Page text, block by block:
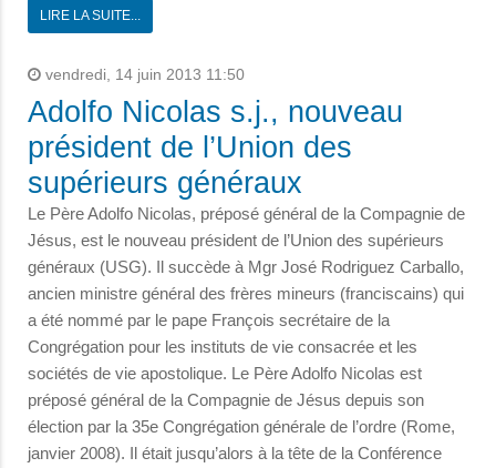
LIRE LA SUITE...
vendredi, 14 juin 2013 11:50
Adolfo Nicolas s.j., nouveau
président de l’Union des
supérieurs généraux
Le Père Adolfo Nicolas, préposé général de la Compagnie de
Jésus, est le nouveau président de l’Union des supérieurs
généraux (USG). Il succède à Mgr José Rodriguez Carballo,
ancien ministre général des frères mineurs (franciscains) qui
a été nommé par le pape François secrétaire de la
Congrégation pour les instituts de vie consacrée et les
sociétés de vie apostolique. Le Père Adolfo Nicolas est
préposé général de la Compagnie de Jésus depuis son
élection par la 35e Congrégation générale de l’ordre (Rome,
janvier 2008). Il était jusqu’alors à la tête de la Conférence